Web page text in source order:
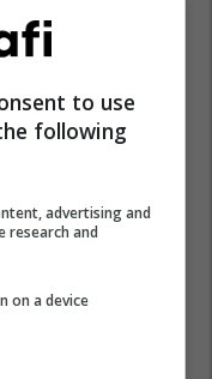
to use
following
advertising and
research and
on a device